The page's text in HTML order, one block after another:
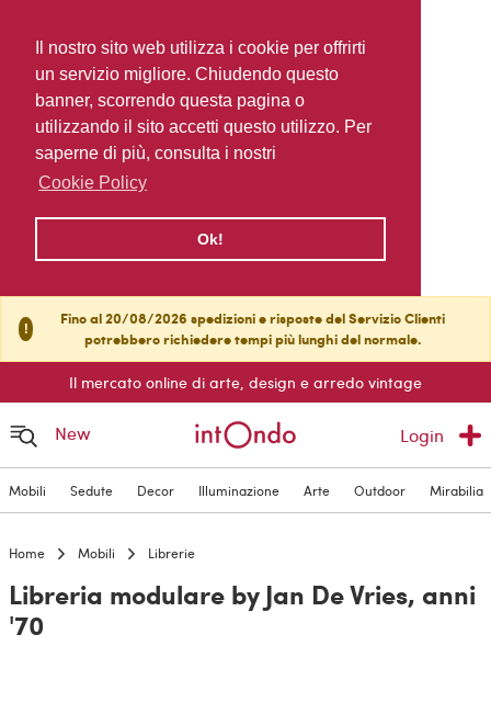
Il nostro sito web utilizza i cookie per offrirti
un servizio migliore. Chiudendo questo
banner, scorrendo questa pagina o
utilizzando il sito accetti questo utilizzo. Per
saperne di più, consulta i nostri
Cookie Policy
Ok!
!
Fino al 20/08/2026 spedizioni e risposte del Servizio Clienti
potrebbero richiedere tempi più lunghi del normale.
Il mercato online di arte, design e arredo vintage
New Login
Mobili Sedute Decor Illuminazione Arte Outdoor Mirabilia
Home Mobili Librerie
Libreria modulare by Jan De Vries, anni
'70